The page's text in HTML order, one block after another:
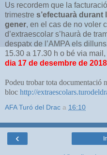
Us recordem que la
trimestre s’efectuarà durant
gener, en el cas de no voler
d’extraescolar s’haurà de
despatx de l’AMPA els
15.30 a 17.30 h o bé via
dia 17 de desembre de 2018
Podeu trobar tota documentació
bloc http://
AFA Turó del Drac a 16:10
‹